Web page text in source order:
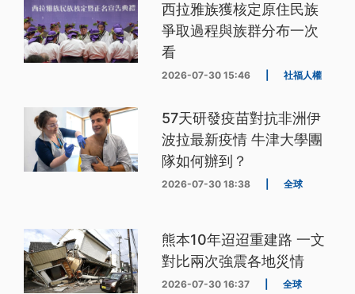
西拉雅族獲核定原住民族
爭取過程與族群分布一次
看
2026-07-30 15:46 社福人權
57天研發疫苗對抗非洲伊
波拉最新疫情 牛津大學團
隊如何辦到？
2026-07-30 18:38 全球
熊本10年迢迢重建路 一文
對比兩次強震各地災情
2026-07-30 16:37 全球